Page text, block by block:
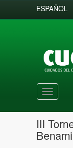
ESPAÑOL
Toggle
III